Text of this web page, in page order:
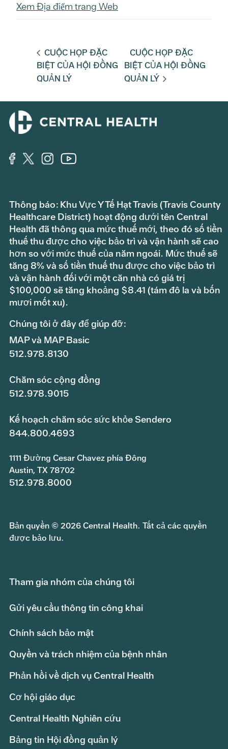
Xem Địa điểm trang Web
CUỘC HỌP ĐẶC
BIỆT CỦA HỘI ĐỒNG
QUẢN LÝ
CUỘC HỌP ĐẶC
BIỆT CỦA HỘI ĐỒNG
QUẢN LÝ
Thông báo: Khu Vực Y Tế Hạt Travis (Travis County
Healthcare District) hoạt động dưới tên Central
Health đã thông qua mức thuế mới, theo đó số tiền
thuế thu được cho việc bảo trì và vận hành sẽ cao
hơn so với mức thuế của năm ngoái. Mức thuế sẽ
tăng 8% và số tiền thuế thu được cho việc bảo trì
và vận hành đối với một căn nhà có giá trị
$100,000 sẽ tăng khoảng $8.41 (tám đô la và bốn
mươi mốt xu).
Chúng tôi ở đây để giúp đỡ:
MAP và MAP Basic
512.978.8130
Chăm sóc cộng đồng
512.978.9015
Kế hoạch chăm sóc sức khỏe Sendero
844.800.4693
1111 Đường Cesar Chavez phía Đông
Austin, TX 78702
512.978.8000
Bản quyền © 2026 Central Health. Tất cả các quyền
được bảo lưu.
Tham gia nhóm của chúng tôi
Gửi yêu cầu thông tin công khai
Chính sách bảo mật
Quyền và trách nhiệm của bệnh nhân
Phản hồi về dịch vụ Central Health
Cơ hội giáo dục
Central Health Nghiên cứu
Bảng tin Hội đồng quản lý